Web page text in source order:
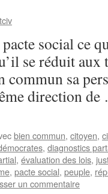
social ce
se réduit aux
commun sa
direction
bien commun, citoyen,
, diagnostics
, évaluation des lois,
, pacte social, peuple,
un commentaire